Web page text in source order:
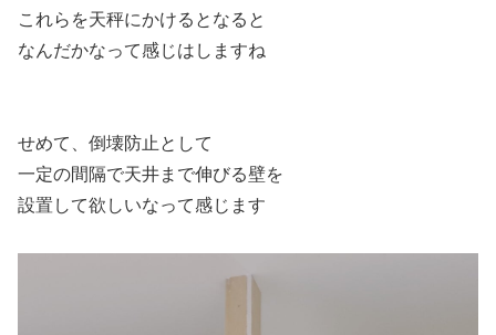
これらを天秤にかけるとなると
なんだかなって感じはしますね
せめて、倒壊防止として
一定の間隔で天井まで伸びる壁を
設置して欲しいなって感じます